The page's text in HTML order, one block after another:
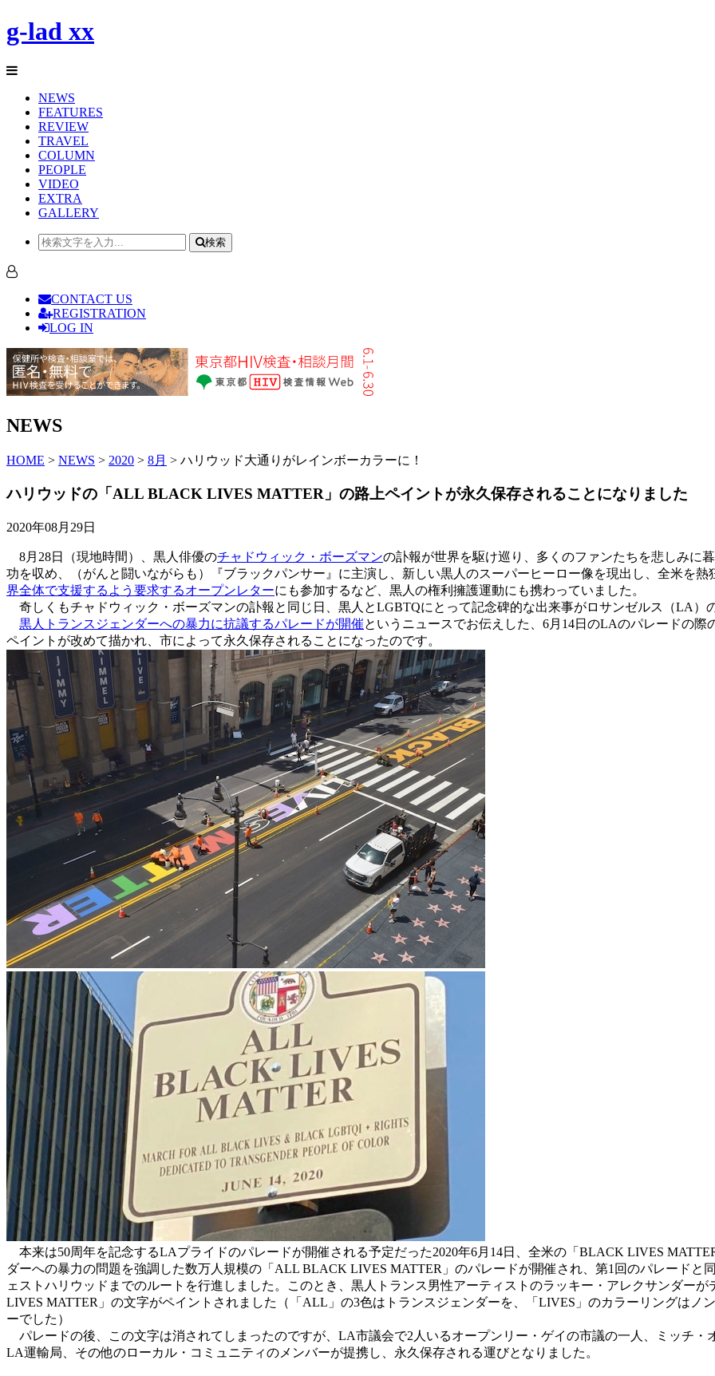
g-lad xx
NEWS
FEATURES
REVIEW
TRAVEL
COLUMN
PEOPLE
VIDEO
EXTRA
GALLERY
検索
CONTACT US
REGISTRATION
LOG IN
NEWS
HOME > NEWS > 2020 > 8月 > ハリウッド大通りがレインボーカラーに！
ハリウッドの「ALL BLACK LIVES MATTER」の路上ペイントが永久保存されることになりました
2020年08月29日
8月28日（現地時間）、黒人俳優のチャドウィック・ボーズマンの訃報が世界を駆け巡り、多くのファンたちを悲しみに
功を収め、（がんと闘いながらも）『ブラックパンサー』に主演し、新しい黒人のスーパーヒーロー像を現出し、全米を熱
界全体で支援するよう要求するオープンレターにも参加するなど、黒人の権利擁護運動にも携わっていました。
奇しくもチャドウィック・ボーズマンの訃報と同じ日、黒人とLGBTQにとって記念碑的な出来事がロサンゼルス（LA）
黒人トランスジェンダーへの暴力に抗議するパレードが開催というニュースでお伝えした、6月14日のLAのパレードの
ペイントが改めて描かれ、市によって永久保存されることになったのです。
本来は50周年を記念するLAプライドのパレードが開催される予定だった2020年6月14日、全米の「BLACK LIVES
ダーへの暴力の問題を強調した数万人規模の「ALL BLACK LIVES MATTER」のパレードが開催され、第1回のパレードと
ェストハリウッドまでのルートを行進しました。このとき、黒人トランス男性アーティストのラッキー・アレクサンダー
LIVES MATTER」の文字がペイントされました（「ALL」の3色はトランスジェンダーを、「LIVES」のカラーリングはノ
ーでした）
パレードの後、この文字は消されてしまったのですが、LA市議会で2人いるオープンリー・ゲイの市議の一人、ミッチ・
LA運輸局、その他のローカル・コミュニティのメンバーが提携し、永久保存される運びとなりました。